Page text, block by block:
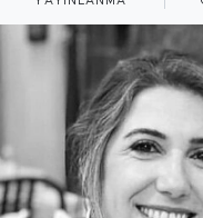
Eğitim
Sanat
Bölge
Teknoloji
Haber Arşivi